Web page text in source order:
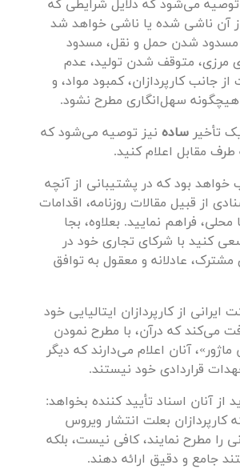
توصیه می‌شود که دلایل شرایطی که
آن ناشی شده یا ناشی خواهد شد
مسدود شدن حمل و نقل، مسدود
مرزی، متوقف شدن تولید، عدم
جانب کارپردازان، کمبود مواد، و
سهل‌انگاری مطرح نشود.
تأخیر ساده نیز توصیه می‌شود که
طرف مقابل اعلام کنید.
بود که در پشتیبانی از آنچه
از قبیل مقالات روزنامه، اقدامات
محلی، فراهم نمایید. بعلاوه، بجا
کنید با شرکای تجاری خود در
عادلانه و معقول به توافق
از کارپردازان ایتالیایی خود
می‌کند که درآن، با مطرح نمودن
آنان اعلام می‌دارند که دیگر
قراردادی خود نیستند.
از آنان اسناد تأیید کننده بخواهد:
کارپردازان بعلت انتشار ویروس
را مطرح نمایند، کافی نیست، بلکه
جامع و دقیق ارائه دهند.